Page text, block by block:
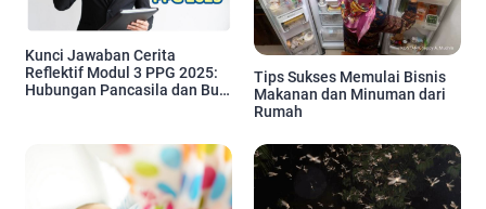
Kunci Jawaban Cerita
Reflektif Modul 3 PPG 2025:
Hubungan Pancasila dan Budi
Tips Sukses Memulai Bisnis
Makanan dan Minuman dari
Rumah